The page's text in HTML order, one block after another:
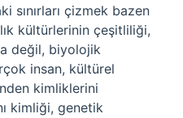
sınırları çizmek bazen
kültürlerinin çeşitliliği,
değil, biyolojik
insan, kültürel
kimliklerini
kimliği, genetik